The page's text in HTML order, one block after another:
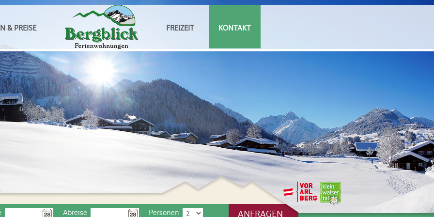
Abreise Personen ANFRAGEN
& PREISE FREIZEIT KONTAKT